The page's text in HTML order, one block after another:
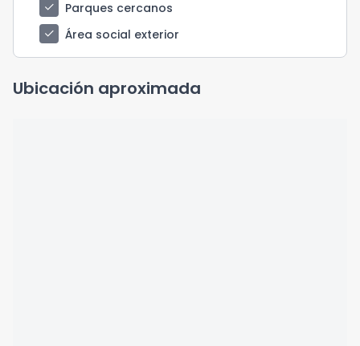
check
Parques cercanos
check
Área social exterior
Ubicación aproximada